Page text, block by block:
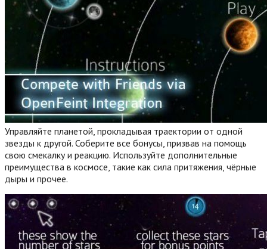
Управляйте планетой, прокладывая траектории от одной
звезды к другой. Соберите все бонусы, призвав на помощь
свою смекалку и реакцию. Используйте дополнительные
преимущества в космосе, такие как сила притяжения, чёрные
дыры и прочее.